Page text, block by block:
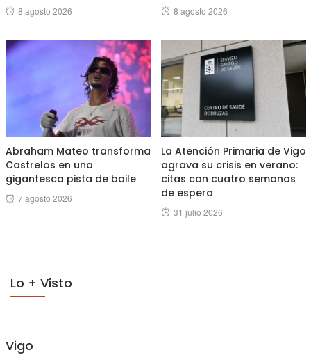
Posted
8 agosto 2026
Posted
8 agosto 2026
Abraham Mateo transforma
Castrelos en una
gigantesca pista de baile
Posted
7 agosto 2026
La Atención Primaria de Vigo
agrava su crisis en verano:
citas con cuatro semanas
de espera
Posted
31 julio 2026
Lo + Visto
Vigo